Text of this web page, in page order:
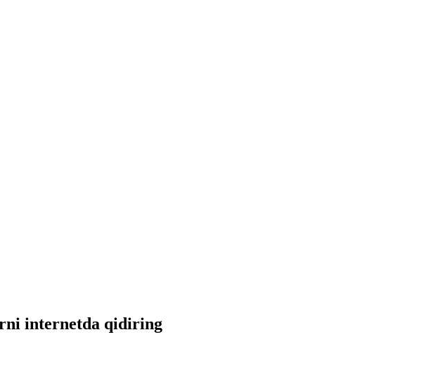
internetda qidiring